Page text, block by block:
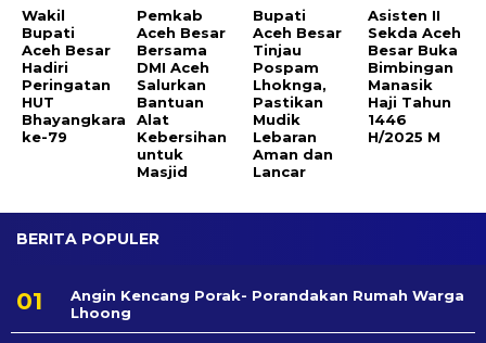
Wakil
Bupati
Aceh Besar
Hadiri
Peringatan
HUT
Bhayangkara
ke-79
Pemkab
Aceh Besar
Bersama
DMI Aceh
Salurkan
Bantuan
Alat
Kebersihan
untuk
Masjid
Bupati
Aceh Besar
Tinjau
Pospam
Lhoknga,
Pastikan
Mudik
Lebaran
Aman dan
Lancar
Asisten II
Sekda Aceh
Besar Buka
Bimbingan
Manasik
Haji Tahun
1446
H/2025 M
BERITA POPULER
Angin Kencang Porak- Porandakan Rumah Warga
Lhoong